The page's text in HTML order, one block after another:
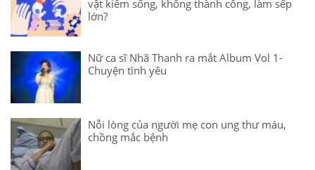
vật kiếm sống, không thành công, làm sếp
lớn?
Nữ ca sĩ Nhã Thanh ra mắt Album Vol 1-
Chuyện tình yêu
Nỗi lòng của người mẹ con ung thư máu,
chồng mắc bệnh